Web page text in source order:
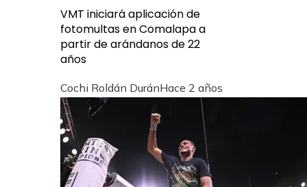
VMT iniciará aplicación de
fotomultas en Comalapa a
partir de arándanos de 22
años
Cochi Roldán DuránHace 2 años